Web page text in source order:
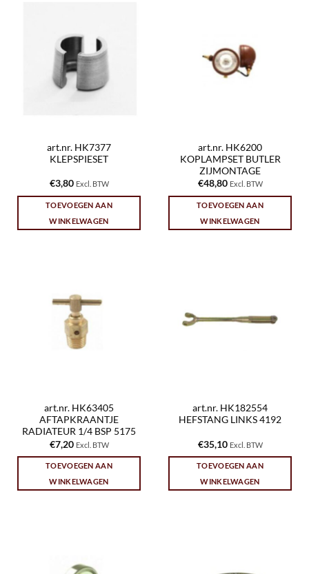
art.nr. HK7377
KLEPSPIESET
€3,80 Excl. BTW
TOEVOEGEN AAN
WINKELWAGEN
art.nr. HK6200
KOPLAMPSET BUTLER
ZIJMONTAGE
€48,80 Excl. BTW
TOEVOEGEN AAN
WINKELWAGEN
art.nr. HK63405
AFTAPKRAANTJE
RADIATEUR 1/4 BSP 5175
€7,20 Excl. BTW
TOEVOEGEN AAN
WINKELWAGEN
art.nr. HK182554
HEFSTANG LINKS 4192
€35,10 Excl. BTW
TOEVOEGEN AAN
WINKELWAGEN